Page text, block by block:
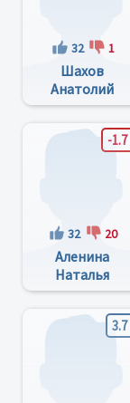
32 1
Шахов
Анатолий
Валентинович
-1.7
32 20
Аленина
Наталья
Евгеньевна
3.7